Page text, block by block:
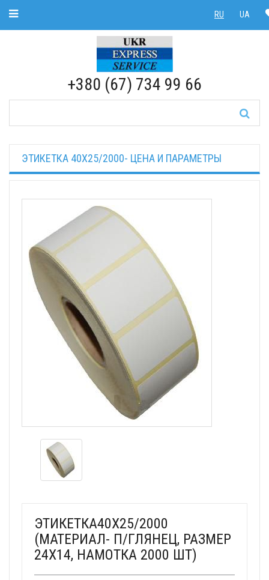
Toggle Navigation UA
RU UA
RU
+380 (67) 734 99 66
ЭТИКЕТКА 40Х25/2000- ЦЕНА И ПАРАМЕТРЫ
ЭТИКЕТКА40Х25/2000
(МАТЕРИАЛ- П/ГЛЯНЕЦ, РАЗМЕР
24Х14, НАМОТКА 2000 ШТ)